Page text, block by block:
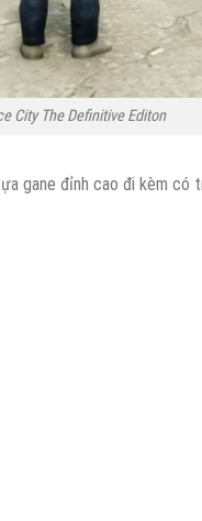
City The Definitive Editon
gane đỉnh cao đi kèm có